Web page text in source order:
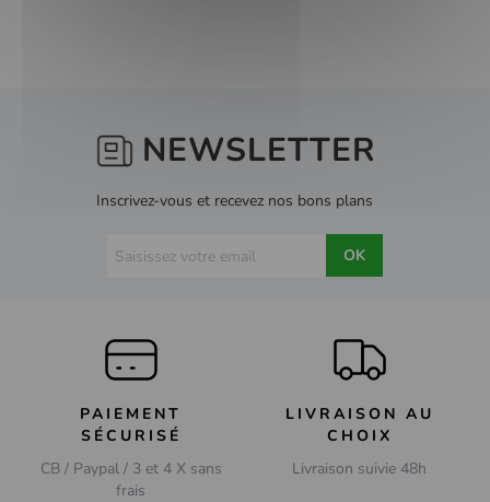
NEWSLETTER
Inscrivez-vous et recevez nos bons plans
OK
PAIEMENT
SÉCURISÉ
CB / Paypal / 3 et 4 X sans
frais
LIVRAISON AU
CHOIX
Livraison suivie 48h